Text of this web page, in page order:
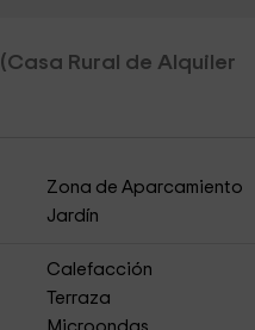
(Casa Rural de Alquiler
Zona de Aparcamiento
Jardín
Calefacción
Terraza